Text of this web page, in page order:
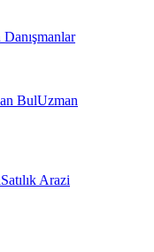
BulUzman
Satılık Arazi